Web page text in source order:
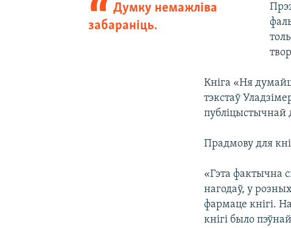
Думку немажліва
забараніць.
Кніга «Ня
тэкстаў
публіцыстычнай
Прадмову для
«Гэта фактычна
нагодаў, у
фармаце кнігі.
кнігі было